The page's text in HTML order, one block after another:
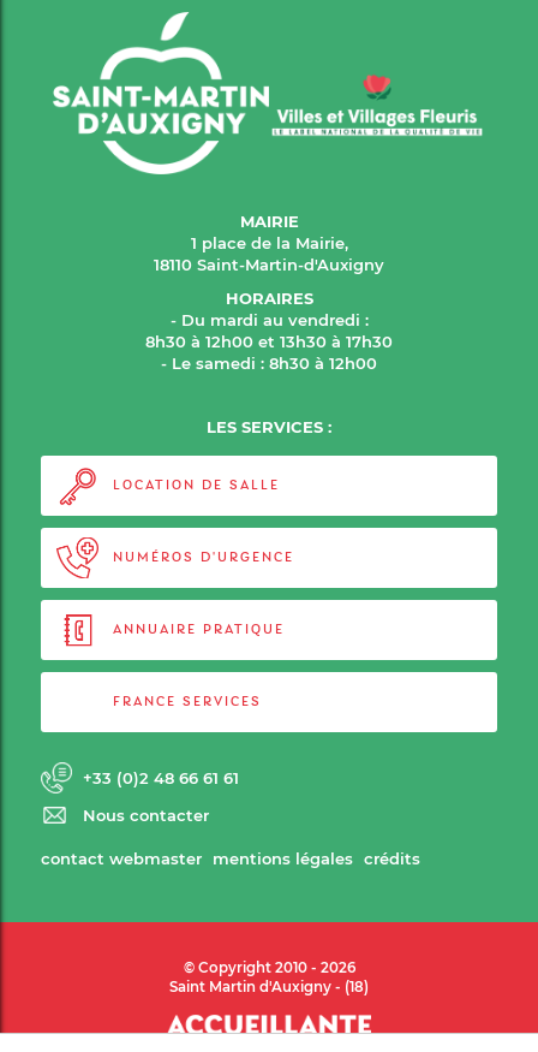
MAIRIE
1 place de la Mairie,
18110 Saint-Martin-d'Auxigny
HORAIRES
- Du mardi au vendredi :
8h30 à 12h00 et 13h30 à 17h30
- Le samedi : 8h30 à 12h00
LES SERVICES :
LOCATION DE SALLE
NUMÉROS D'URGENCE
ANNUAIRE PRATIQUE
FRANCE SERVICES
+33 (0)2 48 66 61 61
Nous contacter
contact webmaster mentions légales crédits
© Copyright 2010 - 2026
Saint Martin d'Auxigny - (18)